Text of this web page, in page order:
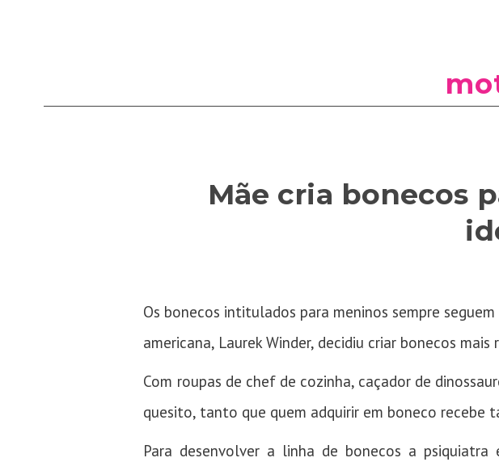
Mãe cria bonecos
Os bonecos intitulados para meninos sempre
americana, Laurek Winder, decidiu criar bonecos
Com roupas de chef de cozinha, caçador de
quesito, tanto que quem adquirir em boneco recebe
Para desenvolver a linha de bonecos a